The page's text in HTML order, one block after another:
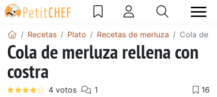
Recetas Plato Recetas de merluza Cola de
Cola de merluza rellena con
costra